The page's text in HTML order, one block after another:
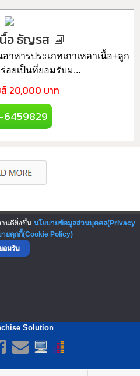
นื้อ ธัญรส
หารประเภทเกาเหลาเนื้อ+ลูก
อยเป็นที่ยอมรับม...
20,000 บาท
TO TOP
Solution
านดียิ่งขึ้น นโยบายข้อมูลส่วนบุคคล(Privacy
ายคุกกี้(Cookie Policy)
ยอมรับ